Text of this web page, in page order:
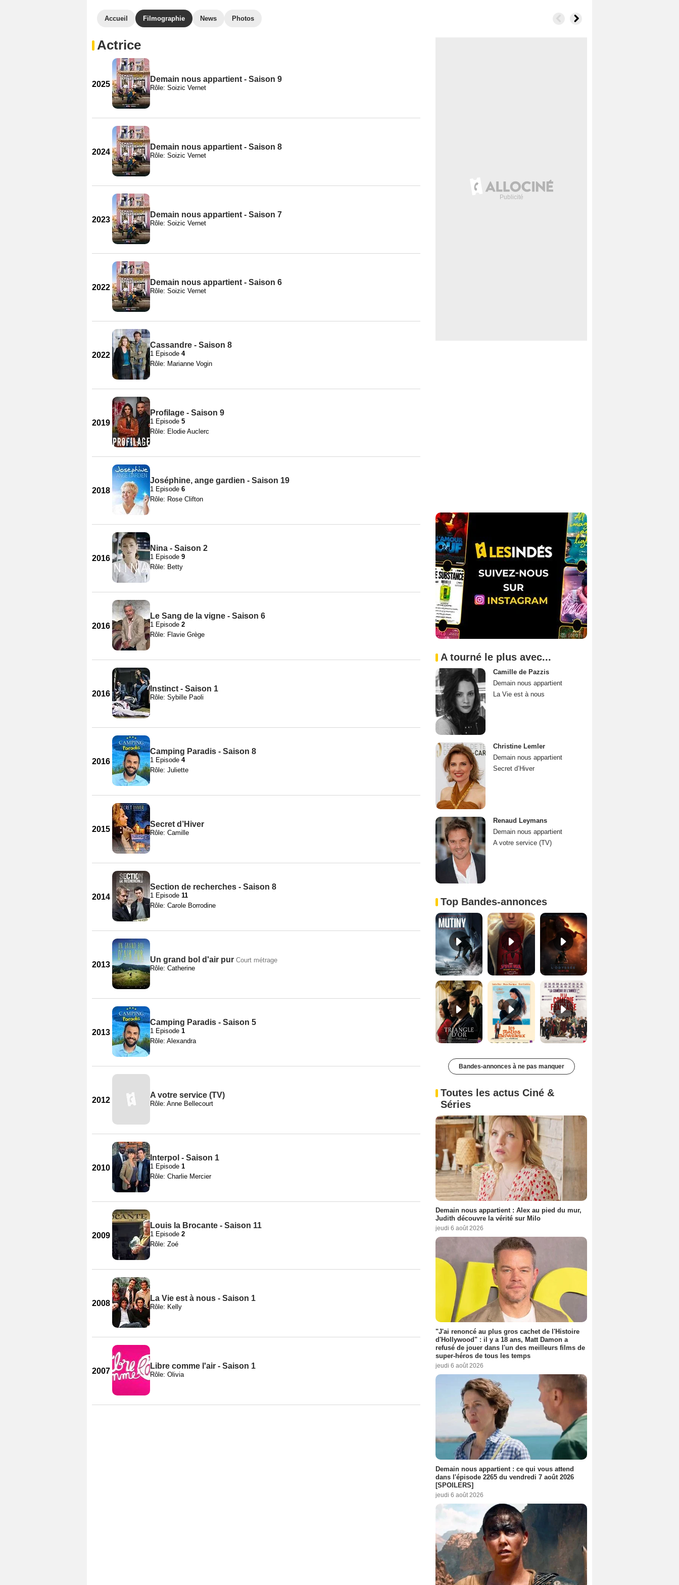
Accueil Filmographie News Photos
Actrice
2025
Demain nous appartient - Saison 9
Rôle: Soizic Vernet
2024
Demain nous appartient - Saison 8
Rôle: Soizic Vernet
2023
Demain nous appartient - Saison 7
Rôle: Soizic Vernet
2022
Demain nous appartient - Saison 6
Rôle: Soizic Vernet
2022
Cassandre - Saison 8
1 Episode 4
Rôle: Marianne Vogin
2019
Profilage - Saison 9
1 Episode 5
Rôle: Elodie Auclerc
2018
Joséphine, ange gardien - Saison 19
1 Episode 6
Rôle: Rose Clifton
2016
Nina - Saison 2
1 Episode 9
Rôle: Betty
2016
Le Sang de la vigne - Saison 6
1 Episode 2
Rôle: Flavie Grège
2016
Instinct - Saison 1
Rôle: Sybille Paoli
2016
Camping Paradis - Saison 8
1 Episode 4
Rôle: Juliette
2015
Secret d’Hiver
Rôle: Camille
2014
Section de recherches - Saison 8
1 Episode 11
Rôle: Carole Borrodine
2013
Un grand bol d'air pur Court métrage
Rôle: Catherine
2013
Camping Paradis - Saison 5
1 Episode 1
Rôle: Alexandra
2012
A votre service (TV)
Rôle: Anne Bellecourt
2010
Interpol - Saison 1
1 Episode 1
Rôle: Charlie Mercier
2009
Louis la Brocante - Saison 11
1 Episode 2
Rôle: Zoé
2008
La Vie est à nous - Saison 1
Rôle: Kelly
2007
Libre comme l'air - Saison 1
Rôle: Olivia
A tourné le plus avec...
Camille de Pazzis
Demain nous appartient
La Vie est à nous
Christine Lemler
Demain nous appartient
Secret d’Hiver
Renaud Leymans
Demain nous appartient
A votre service (TV)
Top Bandes-annonces
Mutiny Bande-annonce VO STFR Spider-Man: Brand New Day Bande-annonce VO STFR
Le Triangle d'or Bande-annonce VF De la Comédie-Française Teaser VF
Bandes-annonces à ne pas manquer
Toutes les actus Ciné &
Séries
Demain nous appartient : Alex au pied du mur,
Judith découvre la vérité sur Milo
jeudi 6 août 2026
"J'ai renoncé au plus gros cachet de l'Histoire
d'Hollywood" : il y a 18 ans, Matt Damon a
refusé de jouer dans l'un des meilleurs films de
super-héros de tous les temps
jeudi 6 août 2026
Demain nous appartient : ce qui vous attend
dans l'épisode 2265 du vendredi 7 août 2026
[SPOILERS]
jeudi 6 août 2026